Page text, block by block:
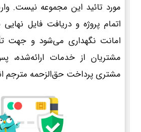
مورد تائید این مجموعه نیست.
اتمام پروژه و دریافت فایل
امانت نگهداری می‌شود و جهت
مشتریان از خدمات ارائه‌شده،
مشتری پرداخت حق‌الزحمه مترجم